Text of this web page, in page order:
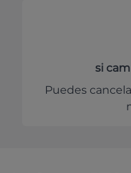
si
Puedes